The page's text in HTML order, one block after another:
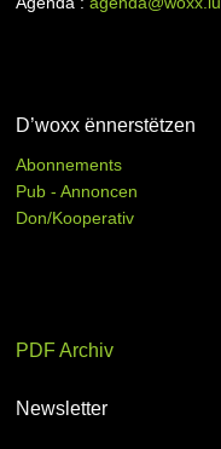
D’woxx ënnerstëtzen
Abonnements
Pub - Annoncen
Don/Kooperativ
PDF Archiv
Newsletter